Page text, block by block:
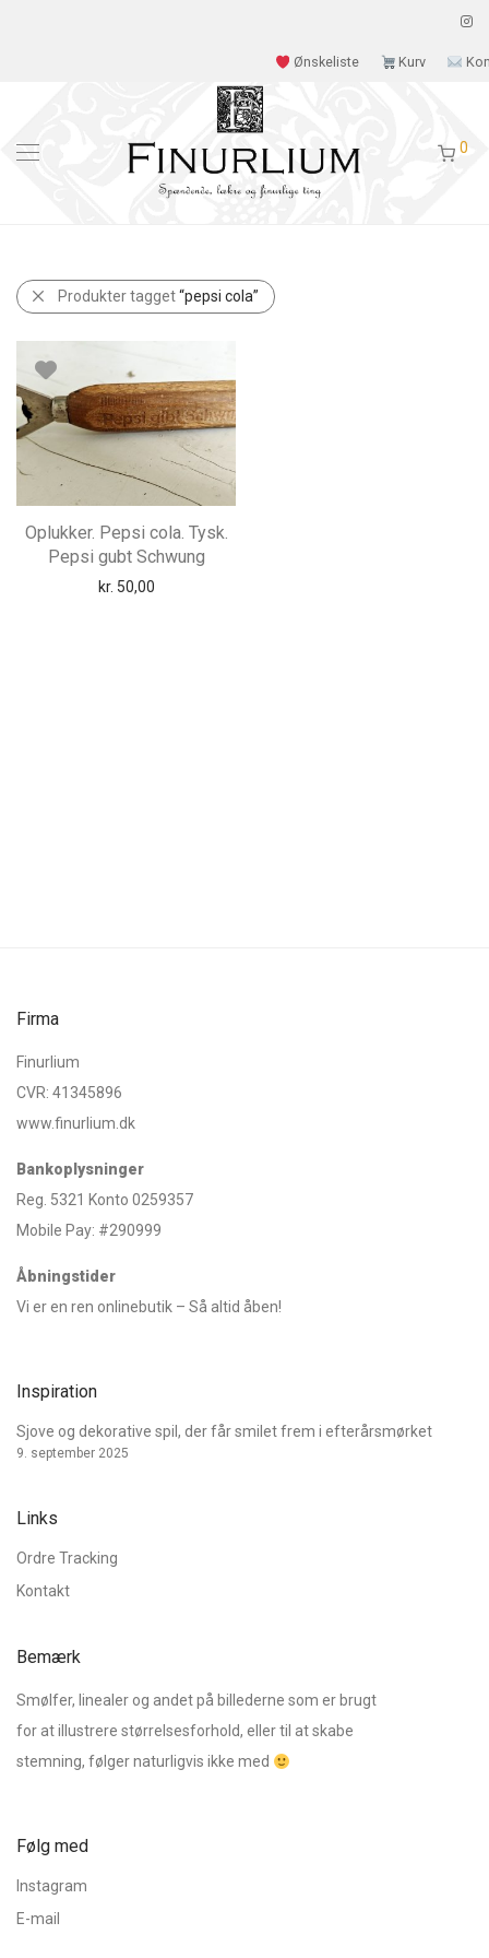
Ønskeliste Kurv
0
Produkter tagget“pepsi cola”
Oplukker. Pepsi cola. Tysk.
Pepsi gubt Schwung
kr. 50,00
Firma
Finurlium
CVR: 41345896
www.finurlium.dk
Bankoplysninger
Reg. 5321 Konto 0259357
Mobile Pay: #290999
Åbningstider
Vi er en ren onlinebutik – Så altid åben!
Inspiration
Sjove og dekorative spil, der får smilet frem i efterårsmørket
9. september 2025
Links
Ordre Tracking
Kontakt
Bemærk
Smølfer, linealer og andet på billederne som er brugt
for at illustrere størrelsesforhold, eller til at skabe
stemning, følger naturligvis ikke med
Følg med
Instagram
E-mail